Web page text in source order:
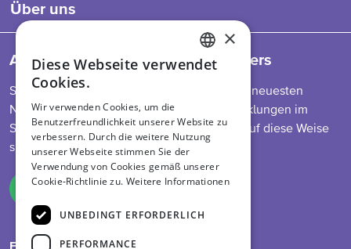
Über uns
Abonnieren Sie unseren Newsletters
So bleiben Sie auf dem Laufenden über die neuesten
Nachrichten zu unserem Programm, Entwicklungen im
Sektor, Futtermittelvorschriften und mehr. Auf diese Weise
sind Sie immer informiert.
ENGLISH
GERMAN
×
Diese Webseite verwendet
Cookies.
Wir verwenden Cookies, um die
Benutzerfreundlichkeit unserer Website zu
verbessern. Durch die weitere Nutzung
unserer Webseite stimmen Sie der
Verwendung von Cookies gemäß unserer
Cookie-Richtlinie zu. Weitere Informationen
UNBEDINGT ERFORDERLICH
PERFORMANCE